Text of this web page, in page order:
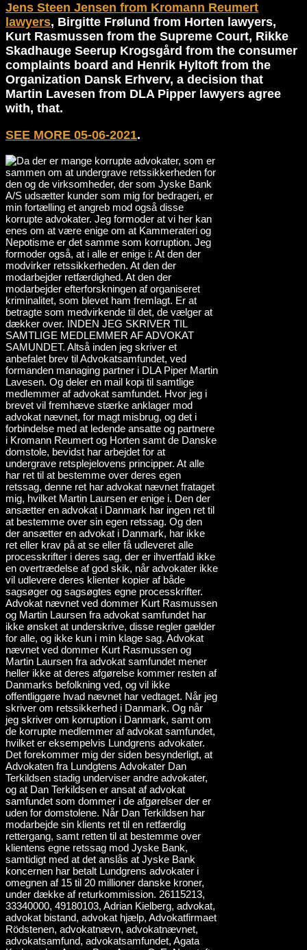
Jens Steen Jensen from Kromann Reumert
lawyers, Birgitte Frølund from Horten lawyers,
Kurt Rasmussen from the Supreme Court, Rikke
Skadhauge Seerup Krogsgård from the consumer
complaints board and Henrik Hyltoft from the
Organization Dansk Erhverv, a decision that
Martin Lavesen from DLA Pipper lawyers agree
with, that.
SEE MORE 05-06-2021.